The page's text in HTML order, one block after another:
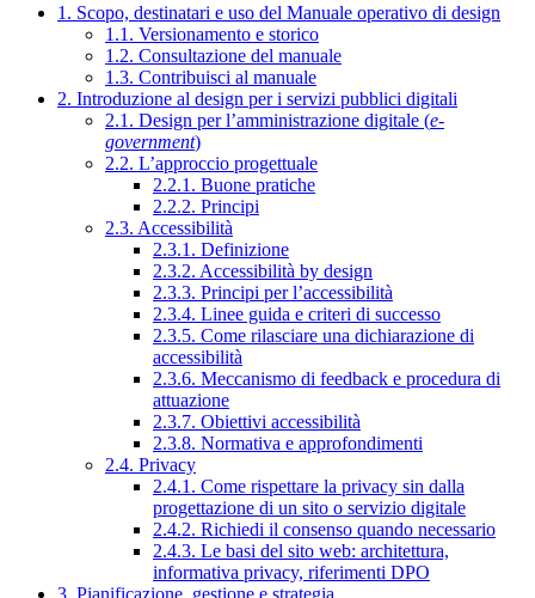
1. Scopo, destinatari e uso del Manuale operativo di design
1.1. Versionamento e storico
1.2. Consultazione del manuale
1.3. Contribuisci al manuale
2. Introduzione al design per i servizi pubblici digitali
2.1. Design per l’amministrazione digitale (e-
government)
2.2. L’approccio progettuale
2.2.1. Buone pratiche
2.2.2. Principi
2.3. Accessibilità
2.3.1. Definizione
2.3.2. Accessibilità by design
2.3.3. Principi per l’accessibilità
2.3.4. Linee guida e criteri di successo
2.3.5. Come rilasciare una dichiarazione di
accessibilità
2.3.6. Meccanismo di feedback e procedura di
attuazione
2.3.7. Obiettivi accessibilità
2.3.8. Normativa e approfondimenti
2.4. Privacy
2.4.1. Come rispettare la privacy sin dalla
progettazione di un sito o servizio digitale
2.4.2. Richiedi il consenso quando necessario
2.4.3. Le basi del sito web: architettura,
informativa privacy, riferimenti DPO
3. Pianificazione, gestione e strategia